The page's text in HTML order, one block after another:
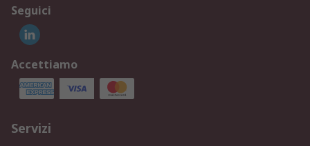
Seguici
Accettiamo
Servizi